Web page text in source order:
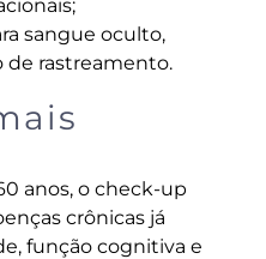
sangue oculto,
rastreamento.
anos, o check-up
crônicas já
função cognitiva e